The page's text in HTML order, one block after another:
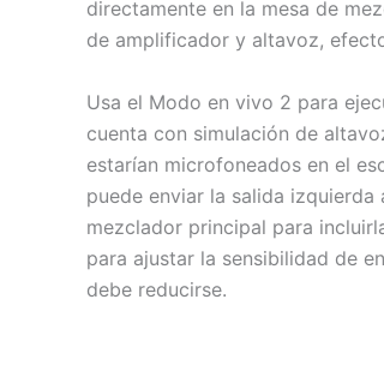
directamente en la mesa de
de amplificador y altavoz,
Usa el Modo en vivo 2 para
cuenta con simulación de
estarían microfoneados en el
puede enviar la salida
mezclador principal para
para ajustar la sensibilidad de
debe reducirse.